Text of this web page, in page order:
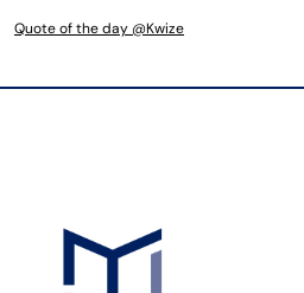
Quote of the day @Kwize